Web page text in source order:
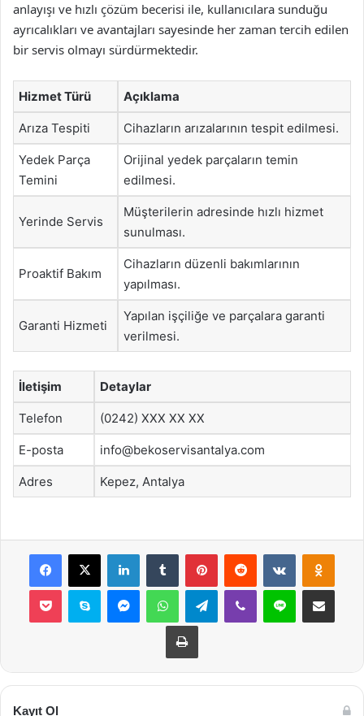
anlayışı ve hızlı çözüm becerisi ile, kullanıcılara sunduğu
ayrıcalıkları ve avantajları sayesinde her zaman tercih edilen
bir servis olmayı sürdürmektedir.
Hizmet Türü Açıklama
Arıza Tespiti Cihazların arızalarının tespit edilmesi.
Yedek Parça
Temini
Orijinal yedek parçaların temin
edilmesi.
Yerinde Servis
Müşterilerin adresinde hızlı hizmet
sunulması.
Proaktif Bakım
Cihazların düzenli bakımlarının
yapılması.
Garanti Hizmeti
Yapılan işçiliğe ve parçalara garanti
verilmesi.
İletişim Detaylar
Telefon (0242) XXX XX XX
E-posta info@bekoservisantalya.com
Adres Kepez, Antalya
Facebook
X LinkedInTumblr PinterestReddit VKontakte
Pocket Skype MessengerWhatsAppTelegramViber Line E-Posta ile
Yazdır
Kayıt Ol